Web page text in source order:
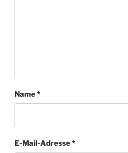
Name*
E-Mail-Adresse*